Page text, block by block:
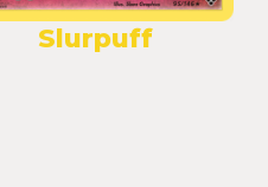
Slurpuff